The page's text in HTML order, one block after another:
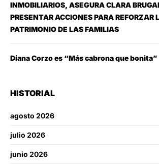
INMOBILIARIOS, ASEGURA CLARA
PRESENTAR ACCIONES PARA REFORZAR
PATRIMONIO DE LAS FAMILIAS
Diana Corzo es “Más cabrona que bonita”
HISTORIAL
agosto 2026
julio 2026
junio 2026